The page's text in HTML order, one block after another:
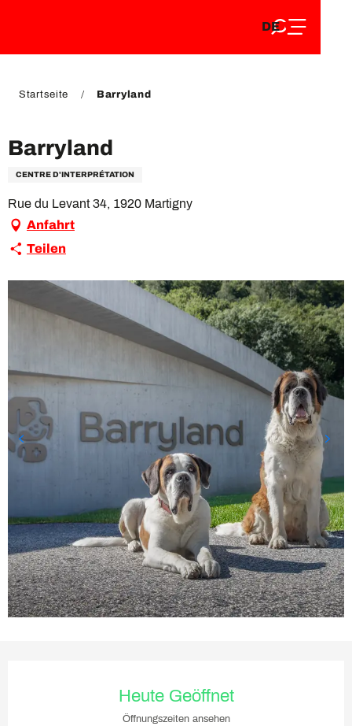
EN
DE
FR
Startseite Barryland
Barryland
CENTRE D'INTERPRÉTATION
Rue du Levant 34, 1920 Martigny
Anfahrt
Teilen
Heute Geöffnet
Öffnungszeiten ansehen